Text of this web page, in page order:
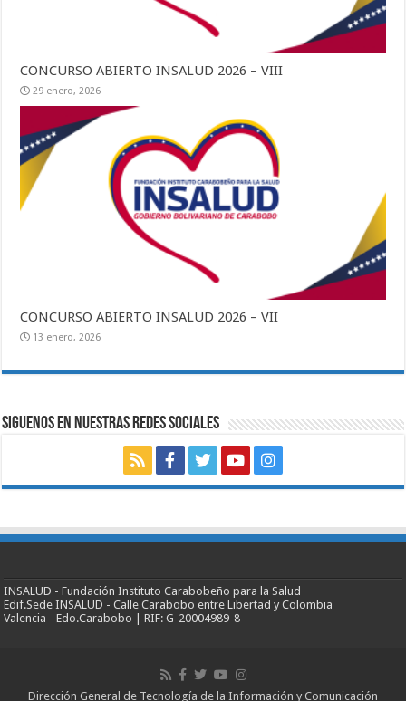
CONCURSO ABIERTO INSALUD 2026 – VIII
29 enero, 2026
CONCURSO ABIERTO INSALUD 2026 – VII
13 enero, 2026
SIGUENOS EN NUESTRAS REDES SOCIALES
INSALUD - Fundación Instituto Carabobeño para la Salud
Edif.Sede INSALUD - Calle Carabobo entre Libertad y Colombia
Valencia - Edo.Carabobo | RIF: G-20004989-8
Dirección General de Tecnología de la Información y Comunicación